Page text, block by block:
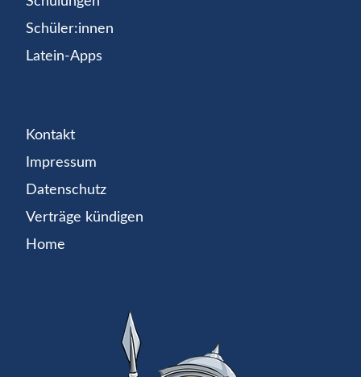
Schüler:innen
Latein-Apps
Kontakt
Impressum
Datenschutz
Verträge kündigen
Home